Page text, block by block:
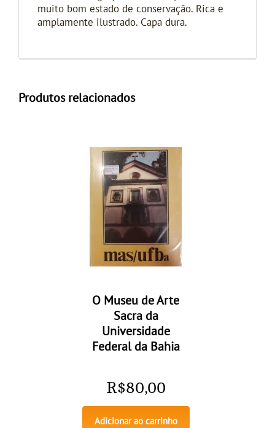
muito bom estado de conservação. Rica e
amplamente ilustrado. Capa dura.
Produtos relacionados
O Museu de Arte
Sacra da
Universidade
Federal da Bahia
R$80,00
Adicionar ao carrinho